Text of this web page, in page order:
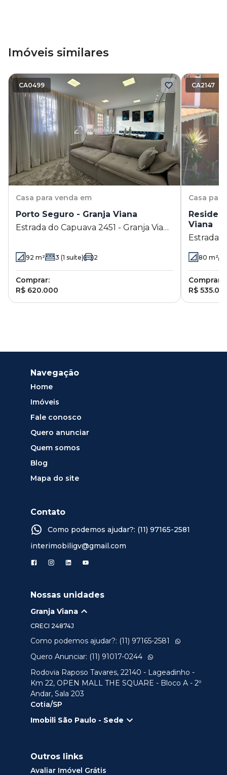
Imóveis similares
CA0499
Casa para venda em
Porto Seguro - Granja Viana
Estrada do Capuava 2451 - Granja Viana
92 m² 3 (1 suíte) 2
Comprar:
R$ 620.000
CA2147
Casa
Viana
Estrada
Granja
80 m²
Comprar:
R$
Navegação
Home
Imóveis
Fale conosco
Quero anunciar
Quem somos
Blog
Mapa do site
Contato
Como podemos ajudar?: (11) 97165-2581
interimobiligv@gmail.com
Nossas unidades
Granja Viana
CRECI 24874J
Como podemos ajudar?: (11) 97165-2581
Quero Anunciar: (11) 91017-0244
Rodovia Raposo Tavares, 22140 - Lageadinho -
Km 22, OPEN MALL THE SQUARE - Bloco A - 2º
Andar, Sala 203
Cotia/SP
Imobili São Paulo - Sede
Outros links
Avaliar Imóvel Grátis